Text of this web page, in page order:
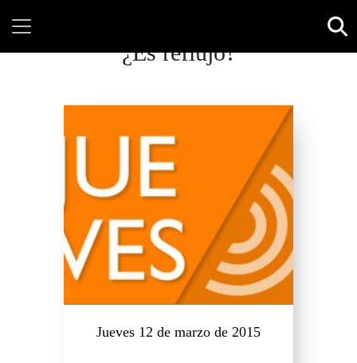
¿Es reflujo?
Jueves 12 de marzo de 2015